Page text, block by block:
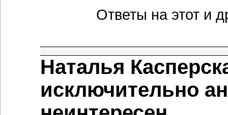
Ответы на этот и
Наталья
исключительно